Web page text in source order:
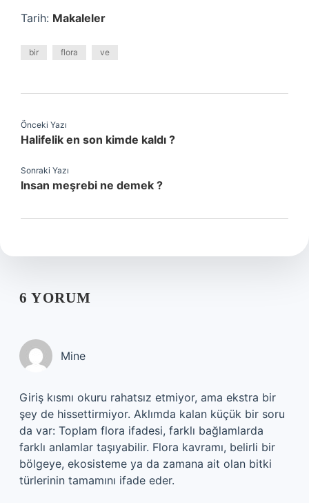
Tarih: Makaleler
bir flora ve
Önceki Yazı
Halifelik en son kimde kaldı ?
Sonraki Yazı
Insan meşrebi ne demek ?
6 YORUM
Mine
Giriş kısmı okuru rahatsız etmiyor, ama ekstra bir
şey de hissettirmiyor. Aklımda kalan küçük bir soru
da var: Toplam flora ifadesi, farklı bağlamlarda
farklı anlamlar taşıyabilir. Flora kavramı, belirli bir
bölgeye, ekosisteme ya da zamana ait olan bitki
türlerinin tamamını ifade eder.